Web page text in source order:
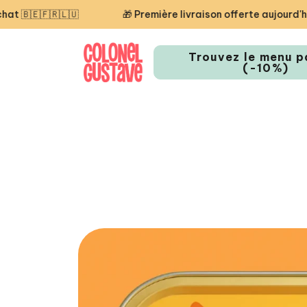
🎁 Première livraison offerte aujourd'hui —
Trouvez le menu
(-10%)